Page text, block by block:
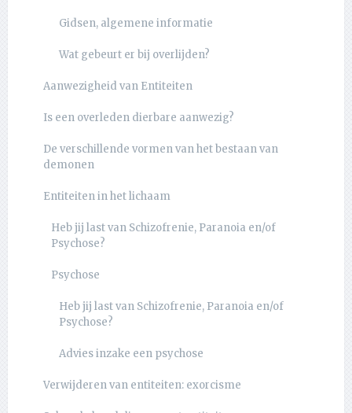
Gidsen, algemene informatie
Wat gebeurt er bij overlijden?
Aanwezigheid van Entiteiten
Is een overleden dierbare aanwezig?
De verschillende vormen van het bestaan van
demonen
Entiteiten in het lichaam
Heb jij last van Schizofrenie, Paranoia en/of
Psychose?
Psychose
Heb jij last van Schizofrenie, Paranoia en/of
Psychose?
Advies inzake een psychose
Verwijderen van entiteiten: exorcisme